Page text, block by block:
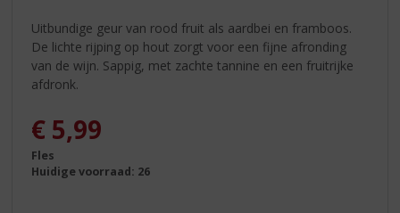
Uitbundige geur van rood fruit als aardbei en framboos.
De lichte rijping op hout zorgt voor een fijne afronding
van de wijn. Sappig, met zachte tannine en een fruitrijke
afdronk.
€ 5,99
Fles
Huidige voorraad: 26